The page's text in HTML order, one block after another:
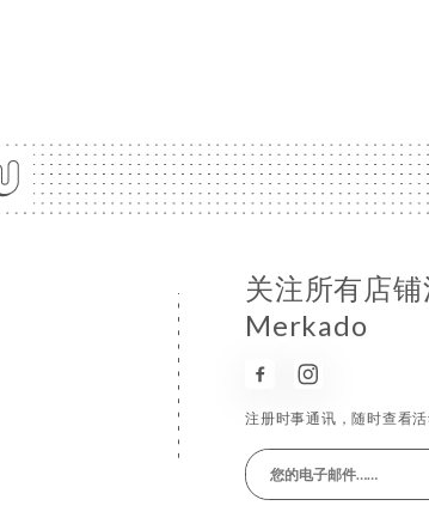
关注所有店铺
Merkado
注册时事通讯，随时查看活